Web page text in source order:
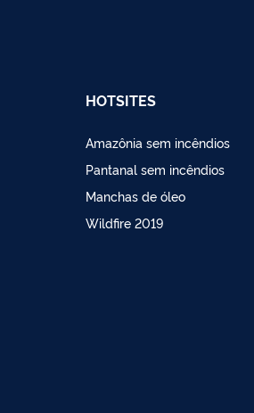
HOTSITES
Amazônia sem incêndios
Pantanal sem incêndios
Manchas de óleo
Wildfire 2019